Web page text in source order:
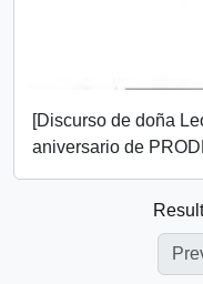
[Discurso de doña
aniversario de